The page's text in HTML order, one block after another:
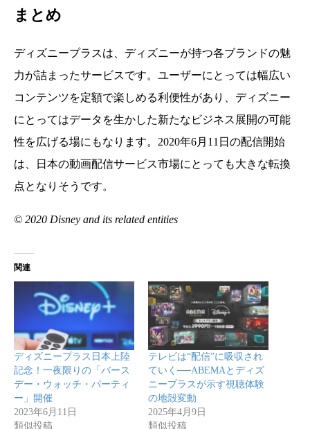
まとめ
ディズニープラスは、ディズニーが持つ各ブランドの魅
力が詰まったサービスです。ユーザーにとっては幅広い
コンテンツを定額で楽しめる利便性があり、ディズニー
にとってはデータを生かした新たなビジネス展開の可能
性を広げる場にもなります。2020年6月11日の配信開始
は、日本の動画配信サービス市場にとっても大きな転換
点となりそうです。
© 2020 Disney and its related entities
関連
ディズニープラス日本上陸
記念！一夜限りの「バース
デー・ウォッチ・パーティ
ー」開催
2023年6月11日
類似投稿
テレビは“配信”に吸収され
ていく──ABEMAとディズ
ニープラスが示す視聴体験
の地殻変動
2025年4月9日
類似投稿